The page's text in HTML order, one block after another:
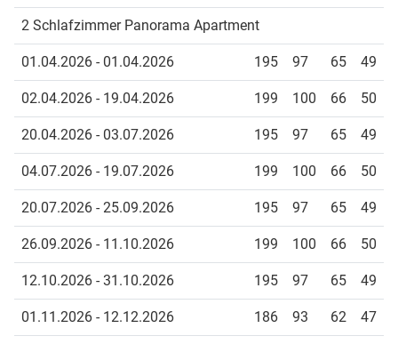
2 Schlafzimmer Panorama Apartment
01.04.2026 - 01.04.2026 195 97 65 49
02.04.2026 - 19.04.2026 199 100 66 50
20.04.2026 - 03.07.2026 195 97 65 49
04.07.2026 - 19.07.2026 199 100 66 50
20.07.2026 - 25.09.2026 195 97 65 49
26.09.2026 - 11.10.2026 199 100 66 50
12.10.2026 - 31.10.2026 195 97 65 49
01.11.2026 - 12.12.2026 186 93 62 47